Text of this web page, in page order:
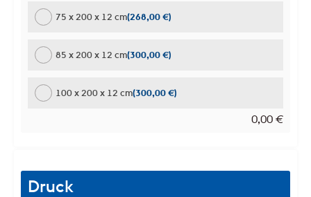
75 x 200 x 12 cm(268,00 €)
85 x 200 x 12 cm(300,00 €)
100 x 200 x 12 cm(300,00 €)
0,00 €
Druck